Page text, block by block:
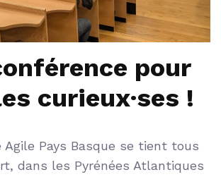
pour
curieux·ses !
Agile Pays Basque se tient tous
dans les Pyrénées Atlantiques